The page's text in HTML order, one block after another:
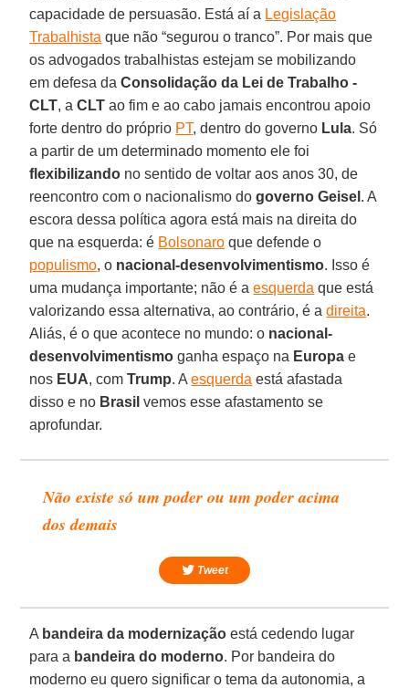
capacidade de persuasão. Está aí a Legislação
Trabalhista que não “segurou o tranco”. Por mais que
os advogados trabalhistas estejam se mobilizando
em defesa daConsolidação da Lei de Trabalho -
CLT, aCLT ao fim e ao cabo jamais encontrou apoio
forte dentro do próprio PT, dentro do governo Lula. Só
a partir de um determinado momento ele foi
flexibilizando no sentido de voltar aos anos 30, de
reencontro com o nacionalismo dogoverno Geisel . A
escora dessa política agora está mais na direita do
que na esquerda: é Bolsonaro que defende o
populismo, o nacional-desenvolvimentismo. Isso é
uma mudança importante; não é aesquerda que está
valorizando essa alternativa, ao contrário, é adireita.
Aliás, é o que acontece no mundo: o nacional-
desenvolvimentismo ganha espaço na Europa e
nos EUA, comTrump. Aesquerda está afastada
disso e no Brasil vemos esse afastamento se
aprofundar.
Não existe só um poder ou um poder acima
dos demais
Tweet
A bandeira da modernização está cedendo lugar
para a bandeira do moderno. Por bandeira do
moderno eu quero significar o tema da autonomia, a